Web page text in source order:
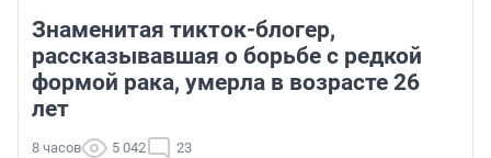
Знаменитая тикток-блогер,
рассказывавшая о борьбе с редкой
формой рака, умерла в возрасте 26
лет
8 часов 5 042 23